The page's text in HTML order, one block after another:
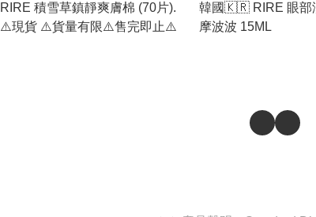
RIRE 積雪草鎮靜爽膚棉 (70片).
⚠️現貨 ⚠️貨量有限⚠️售完即止⚠️
韓國🇰🇷 RIRE 眼部
摩波波 15ML